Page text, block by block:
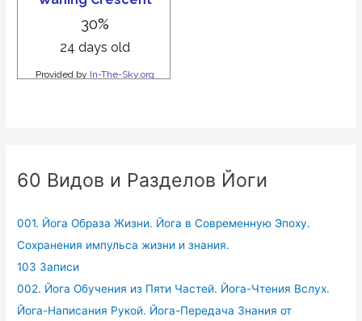
60 Видов и Разделов Йоги
001. Йога Образа Жизни. Йога в Современную Эпоху.
Сохранения импульса жизни и знания.
103 Записи
002. Йога Обучения из Пяти Частей. Йога-Чтения Вслух.
Йога-Написания Рукой. Йога-Передача Знания от